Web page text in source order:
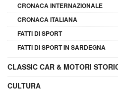
CRONACA INTERNAZIONALE
CRONACA ITALIANA
FATTI DI SPORT
FATTI DI SPORT IN SARDEGNA
CLASSIC CAR & MOTORI
CULTURA